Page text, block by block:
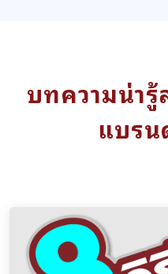
บทความน่า
แบรน